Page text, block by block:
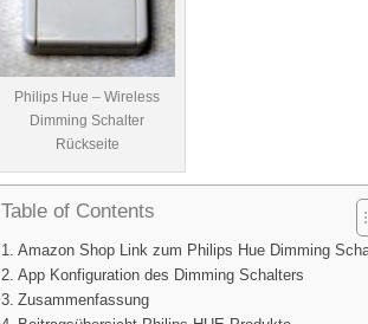
Philips Hue – Wireless
Dimming Schalter
Rückseite
Table of Contents
Amazon Shop Link zum Philips Hue Dimming
App Konfiguration des Dimming Schalters
Zusammenfassung